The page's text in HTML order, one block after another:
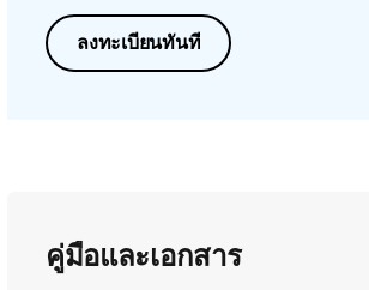
ลงทะเบียนทันที
คู่มือและเอกสาร